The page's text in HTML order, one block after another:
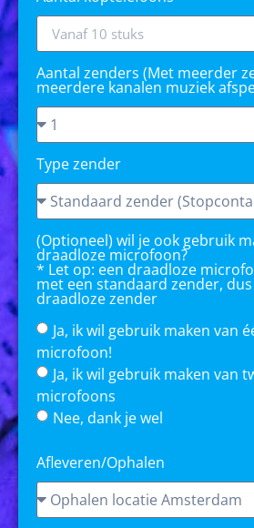
Aantal zenders (Met meerder
meerdere kanalen muziek
Type zender
(Optioneel) wil je ook gebruik
draadloze microfoon?
* Let op: een draadloze
met een standaard zender, dus
draadloze zender
Ja, ik wil gebruik maken van
microfoon!
Ja, ik wil gebruik maken van
microfoons
Nee, dank je wel
Afleveren/Ophalen